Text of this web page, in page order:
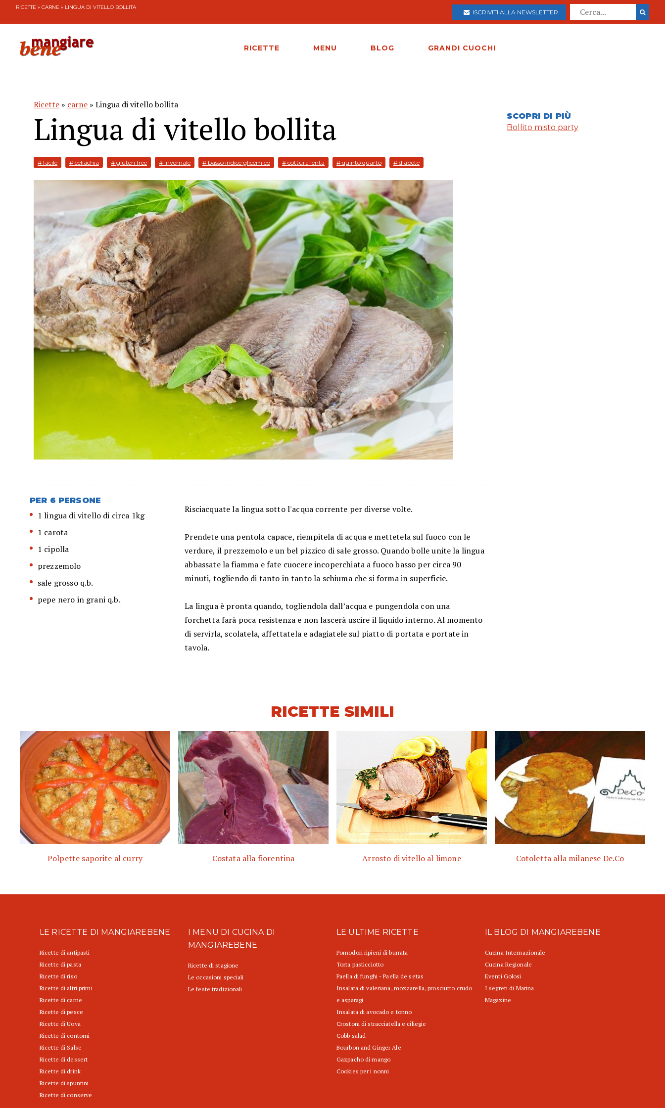
RICETTE » CARNE » LINGUA DI VITELLO BOLLITA
ISCRIVITI ALLA NEWSLETTER
RICETTE MENU BLOG GRANDI CUOCHI
Ricette » carne » Lingua di vitello bollita
Lingua di vitello bollita
# facile # celiachia # gluten free # invernale # basso indice glicemico # cottura lenta # quinto quarto # diabete
PER 6 PERSONE
1 lingua di vitello di circa 1kg
1 carota
1 cipolla
prezzemolo
sale grosso q.b.
pepe nero in grani q.b.
Risciacquate la lingua sotto l'acqua corrente per diverse volte.
Prendete una pentola capace, riempitela di acqua e mettetela sul fuoco con le
verdure, il prezzemolo e un bel pizzico di sale grosso. Quando bolle unite la lingua
abbassate la fiamma e fate cuocere incoperchiata a fuoco basso per circa 90
minuti, togliendo di tanto in tanto la schiuma che si forma in superficie.
La lingua è pronta quando, togliendola dall’acqua e pungendola con una
forchetta farà poca resistenza e non lascerà uscire il liquido interno. Al momento
di servirla, scolatela, affettatela e adagiatele sul piatto di portata e portate in
tavola.
SCOPRI DI PIÙ
Bollito misto party
RICETTE SIMILI
Polpette saporite al curry Costata alla fiorentina Arrosto di vitello al limone Cotoletta alla milanese De.Co
LE RICETTE DI MANGIAREBENE
Ricette di antipasti
Ricette di pasta
Ricette di riso
Ricette di altri primi
Ricette di carne
Ricette di pesce
Ricette di Uova
Ricette di contorni
Ricette di Salse
Ricette di dessert
Ricette di drink
Ricette di spuntini
Ricette di conserve
I MENU DI CUCINA DI
MANGIAREBENE
Ricette di stagione
Le occasioni speciali
Le feste tradizionali
LE ULTIME RICETTE
Pomodori ripieni di burrata
Torta pasticciotto
Paella di funghi - Paella de setas
Insalata di valeriana, mozzarella, prosciutto crudo
e asparagi
Insalata di avocado e tonno
Crostoni di stracciatella e ciliegie
Cobb salad
Bourbon and Ginger Ale
Gazpacho di mango
Cookies per i nonni
IL BLOG DI MANGIAREBENE
Cucina Internazionale
Cucina Regionale
Eventi Golosi
I segreti di Marina
Magazine